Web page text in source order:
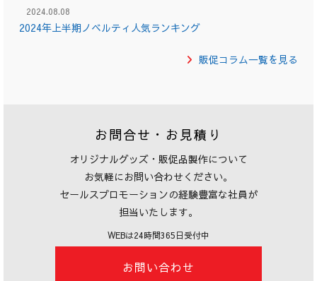
2024.08.08
2024年上半期ノベルティ人気ランキング
販促コラム一覧を見る
お問合せ・お見積り
オリジナルグッズ・販促品製作について
お気軽にお問い合わせください。
セールスプロモーションの経験豊富な社員が
担当いたします。
WEBは24時間365日受付中
お問い合わせ